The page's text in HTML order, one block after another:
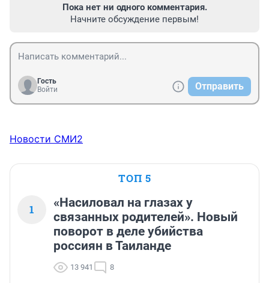
Пока нет ни одного комментария.
Начните обсуждение первым!
Гость
Войти
Отправить
Новости СМИ2
ТОП 5
1
«Насиловал на глазах у
связанных родителей». Новый
поворот в деле убийства
россиян в Таиланде
13 941 8